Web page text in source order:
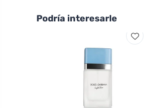
Podría interesarle